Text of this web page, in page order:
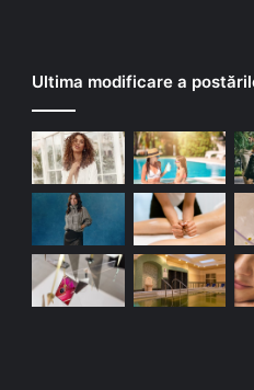
Ultima modificare a